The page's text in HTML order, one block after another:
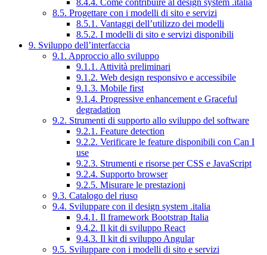
8.5. Progettare con i modelli di sito e servizi
8.5.1. Vantaggi dell’utilizzo dei modelli
8.5.2. I modelli di sito e servizi disponibili
9. Sviluppo dell’interfaccia
9.1. Approccio allo sviluppo
9.1.1. Attività preliminari
9.1.2. Web design responsivo e accessibile
9.1.3. Mobile first
9.1.4. Progressive enhancement e Graceful
degradation
9.2. Strumenti di supporto allo sviluppo del software
9.2.1. Feature detection
9.2.2. Verificare le feature disponibili con Can I
use
9.2.3. Strumenti e risorse per CSS e JavaScript
9.2.4. Supporto browser
9.2.5. Misurare le prestazioni
9.3. Catalogo del riuso
9.4. Sviluppare con il design system .italia
9.4.1. Il framework Bootstrap Italia
9.4.2. Il kit di sviluppo React
9.4.3. Il kit di sviluppo Angular
9.5. Sviluppare con i modelli di sito e servizi